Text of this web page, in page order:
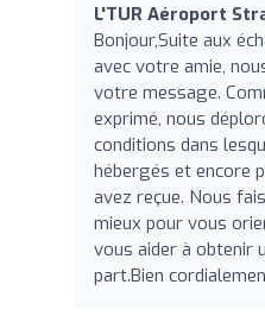
L'TUR Aéroport
Bonjour,Suite aux
avec votre amie,
votre message.
exprimé, nous
conditions dans
hébergés et encore
avez reçue. Nous
mieux pour vous
vous aider à obtenir
part.Bien